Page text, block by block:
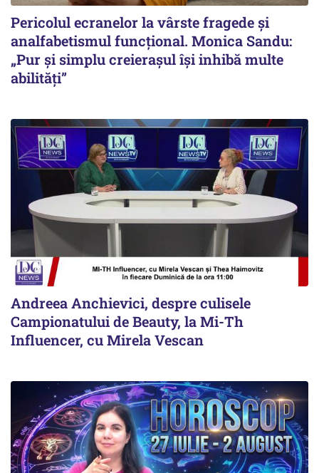
Pericolul ecranelor la vârste fragede și
analfabetismul funcțional. Monica Sandu:
„Pur și simplu creierașul își inhibă multe
abilități”
Andreea Anchievici, despre culisele
Campionatului de Beauty, la Mi-Th
Influencer, cu Mirela Vescan